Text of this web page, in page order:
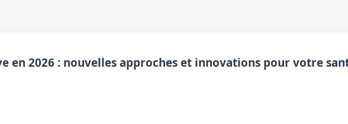
en 2026 : nouvelles approches et innovations pour votre